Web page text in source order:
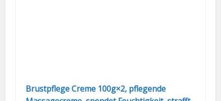
Brustpflege Creme 100g×2, pflegende